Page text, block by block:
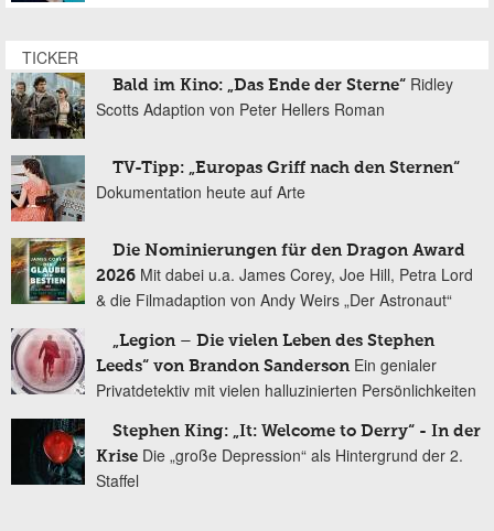
TICKER
Bald im Kino: „Das Ende der Sterne“ Ridley
Scotts Adaption von Peter Hellers Roman
TV-Tipp: „Europas Griff nach den Sternen“
Dokumentation heute auf Arte
Die Nominierungen für den Dragon Award
2026 Mit dabei u.a. James Corey, Joe Hill, Petra Lord
& die Filmadaption von Andy Weirs „Der Astronaut“
„Legion – Die vielen Leben des Stephen
Leeds“ von Brandon Sanderson Ein genialer
Privatdetektiv mit vielen halluzinierten Persönlichkeiten
Stephen King: „It: Welcome to Derry“ - In der
Krise Die „große Depression“ als Hintergrund der 2.
Staffel